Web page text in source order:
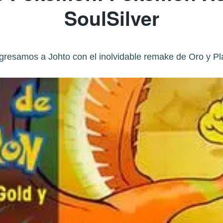
SoulSilver
a Johto con el inolvidable remake de Oro y